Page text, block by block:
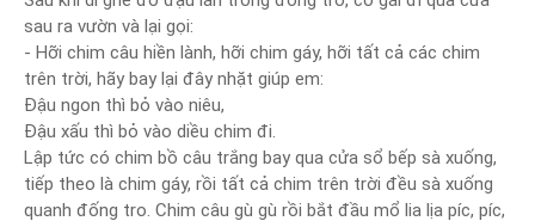
sau ra vườn và lại gọi:
- Hỡi chim câu hiền lành, hỡi chim gáy, hỡi tất cả các chim
trên trời, hãy bay lại đây nhặt giúp em:
Đậu ngon thì bỏ vào niêu,
Đậu xấu thì bỏ vào diều chim đi.
Lập tức có chim bồ câu trắng bay qua cửa sổ bếp sà xuống,
tiếp theo là chim gáy, rồi tất cả chim trên trời đều sà xuống
quanh đống tro. Chim câu gù gù rồi bắt đầu mổ lia lịa píc, píc,